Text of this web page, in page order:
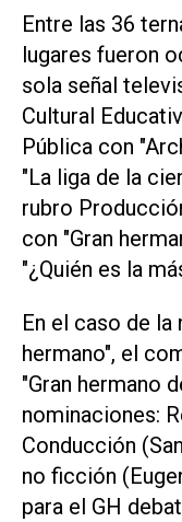
Entre las 36
lugares fueron
sola señal
Cultural
Pública con
"La liga de la
rubro
con "Gran
"¿Quién es la
En el caso de la
hermano", el
"Gran hermano
nominaciones:
Conducción
no ficción
para el GH